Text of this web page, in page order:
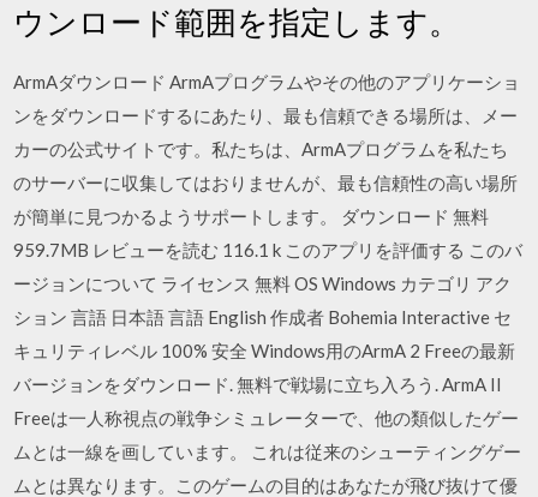
ウンロード範囲を指定します。
ArmAダウンロード ArmAプログラムやその他のアプリケーショ
ンをダウンロードするにあたり、最も信頼できる場所は、メー
カーの公式サイトです。私たちは、ArmAプログラムを私たち
のサーバーに収集してはおりませんが、最も信頼性の高い場所
が簡単に見つかるようサポートします。 ダウンロード 無料
959.7MB レビューを読む 116.1 k このアプリを評価する このバ
ージョンについて ライセンス 無料 OS Windows カテゴリ アク
ション 言語 日本語 言語 English 作成者 Bohemia Interactive セ
キュリティレベル 100% 安全 Windows用のArmA 2 Freeの最新
バージョンをダウンロード. 無料で戦場に立ち入ろう. ArmA II
Freeは一人称視点の戦争シミュレーターで、他の類似したゲー
ムとは一線を画しています。 これは従来のシューティングゲー
ムとは異なります。このゲームの目的はあなたが飛び抜けて優